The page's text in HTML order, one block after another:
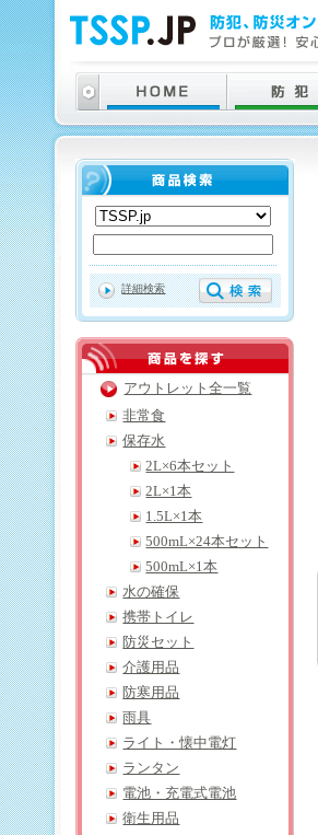
詳細検索
アウトレット全一覧
非常食
保存水
2L×6本セット
2L×1本
1.5L×1本
500mL×24本セット
500mL×1本
水の確保
携帯トイレ
防災セット
介護用品
防寒用品
雨具
ライト・懐中電灯
ランタン
電池・充電式電池
衛生用品